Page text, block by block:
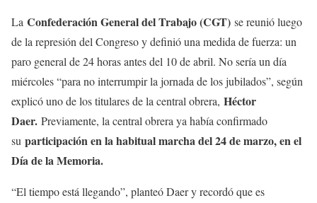
La Confederación General del Trabajo (CGT) se reunió luego
de la represión del Congreso y definió una medida de fuerza: un
paro general de 24 horas antes del 10 de abril. No sería un día
miércoles “para no interrumpir la jornada de los jubilados”, según
explicó uno de los titulares de la central obrera, Héctor
Daer. Previamente, la central obrera ya había confirmado
su participación en la habitual marcha del 24 de marzo, en el
Día de la Memoria.
“El tiempo está llegando”, planteó Daer y recordó que es